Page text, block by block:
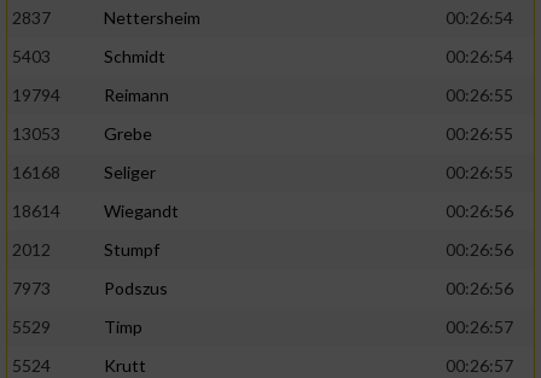
2837
Nettersheim
00:26:54
5403
Schmidt
00:26:54
19794
Reimann
00:26:55
13053
Grebe
00:26:55
16168
Seliger
00:26:55
18614
Wiegandt
00:26:56
2012
Stumpf
00:26:56
7973
Podszus
00:26:56
5529
Timp
00:26:57
5524
Krutt
00:26:57